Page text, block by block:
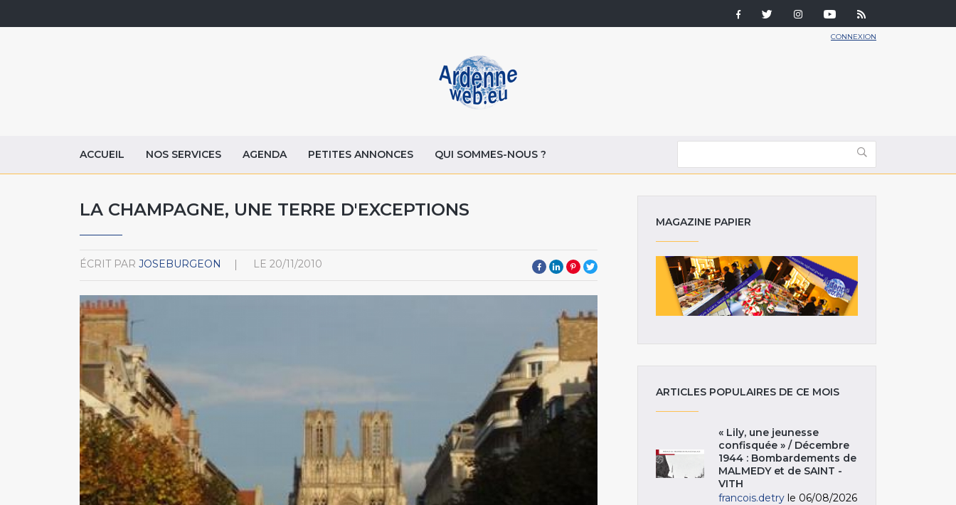
CONNEXION
ACCUEIL NOS SERVICES AGENDA PETITES ANNONCES QUI SOMMES-NOUS ?
LA CHAMPAGNE, UNE TERRE D'EXCEPTIONS
ÉCRIT PAR JOSEBURGEON LE 20/11/2010
MAGAZINE PAPIER
ARTICLES POPULAIRES DE CE MOIS
« Lily, une jeunesse
confisquée » / Décembre
1944 : Bombardements de
MALMEDY et de SAINT -
VITH
francois.detry le 06/08/2026